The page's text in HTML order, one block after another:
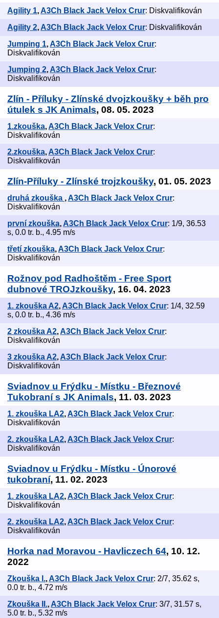
Agility 1,A3Ch Black Jack Velox Crur: Diskvalifikován
Agility 2, A3Ch Black Jack Velox Crur: Diskvalifikován
Jumping 1,A3Ch Black Jack Velox Crur:
Diskvalifikován
Jumping 2, A3Ch Black Jack Velox Crur:
Diskvalifikován
Zlín - Příluky - Zlínské dvojzkoušky + běh pro
útulek s JK Animals, 08. 05. 2023
1.zkouška,A3Ch Black Jack Velox Crur:
Diskvalifikován
2.zkouška, A3Ch Black Jack Velox Crur:
Diskvalifikován
Zlín-Příluky - Zlínské trojzkoušky, 01. 05. 2023
druhá zkouška ,A3Ch Black Jack Velox Crur:
Diskvalifikován
první zkouška, A3Ch Black Jack Velox Crur: 1/9, 36.53
s, 0.0 tr. b., 4.95 m/s
třetí zkouška,A3Ch Black Jack Velox Crur:
Diskvalifikován
Rožnov pod Radhoštěm - Free Sport
dubnové TROJzkoušky, 16. 04. 2023
1. zkouška A2, A3Ch Black Jack Velox Crur: 1/4, 32.59
s, 0.0 tr. b., 4.36 m/s
2 zkouška A2,A3Ch Black Jack Velox Crur:
Diskvalifikován
3 zkouška A2, A3Ch Black Jack Velox Crur:
Diskvalifikován
Sviadnov u Frýdku - Místku - Březnové
Tukobraní s JK Animals, 11. 03. 2023
1. zkouška LA2,A3Ch Black Jack Velox Crur:
Diskvalifikován
2. zkouška LA2, A3Ch Black Jack Velox Crur:
Diskvalifikován
Sviadnov u Frýdku - Místku - Únorové
tukobraní, 11. 02. 2023
1. zkouška LA2,A3Ch Black Jack Velox Crur:
Diskvalifikován
2. zkouška LA2, A3Ch Black Jack Velox Crur:
Diskvalifikován
Horka nad Moravou - Havliczech 64, 10. 12.
2022
Zkouška I.,A3Ch Black Jack Velox Crur: 2/7, 35.62 s,
0.0 tr. b., 4.72 m/s
Zkouška II., A3Ch Black Jack Velox Crur: 3/7, 31.57 s,
5.0 tr. b., 5.32 m/s